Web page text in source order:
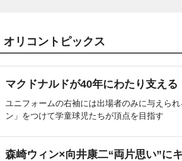
オリコントピックス
マクドナルドが40年にわたり支える
ユニフォームの右袖には出場者のみに与えら
ン」をつけて学童球児たちが頂点を目指す
森崎ウィン×向井康二“両片思い”に